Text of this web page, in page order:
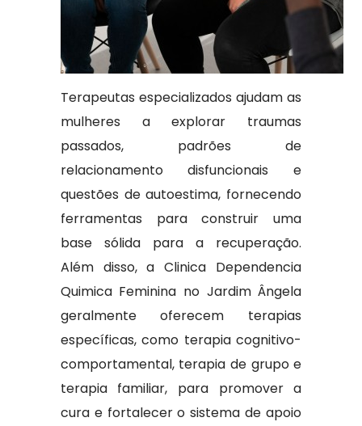
Terapeutas especializados ajudam as
mulheres a explorar traumas
passados, padrões de
relacionamento disfuncionais e
questões de autoestima, fornecendo
ferramentas para construir uma
base sólida para a recuperação.
Além disso, a Clinica Dependencia
Quimica Feminina no Jardim Ângela
geralmente oferecem terapias
específicas, como terapia cognitivo-
comportamental, terapia de grupo e
terapia familiar, para promover a
cura e fortalecer o sistema de apoio